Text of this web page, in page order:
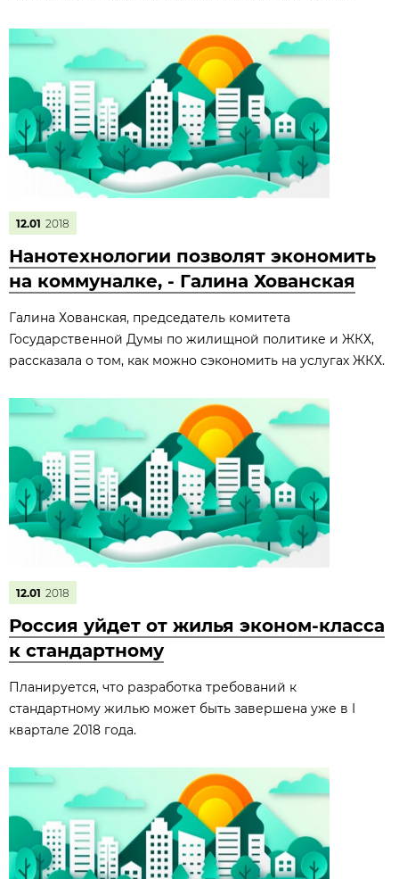
12.01 2018
Нанотехнологии позволят экономить
на коммуналке, - Галина Хованская
Галина Хованская, председатель комитета
Государственной Думы по жилищной политике и ЖКХ,
рассказала о том, как можно сэкономить на услугах ЖКХ.
12.01 2018
Россия уйдет от жилья эконом-класса
к стандартному
Планируется, что разработка требований к
стандартному жилью может быть завершена уже в I
квартале 2018 года.